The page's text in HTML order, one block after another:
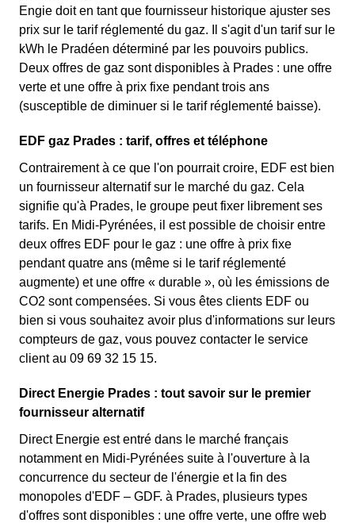
Engie doit en tant que fournisseur historique ajuster ses
prix sur le tarif réglementé du gaz. Il s'agit d'un tarif sur le
kWh le Pradéen déterminé par les pouvoirs publics.
Deux offres de gaz sont disponibles à Prades : une offre
verte et une offre à prix fixe pendant trois ans
(susceptible de diminuer si le tarif réglementé baisse).
EDF gaz Prades : tarif, offres et téléphone
Contrairement à ce que l'on pourrait croire, EDF est bien
un fournisseur alternatif sur le marché du gaz. Cela
signifie qu'à Prades, le groupe peut fixer librement ses
tarifs. En Midi-Pyrénées, il est possible de choisir entre
deux offres EDF pour le gaz : une offre à prix fixe
pendant quatre ans (même si le tarif réglementé
augmente) et une offre « durable », où les émissions de
CO2 sont compensées. Si vous êtes clients EDF ou
bien si vous souhaitez avoir plus d'informations sur leurs
compteurs de gaz, vous pouvez contacter le service
client au 09 69 32 15 15.
Direct Energie Prades : tout savoir sur le premier
fournisseur alternatif
Direct Energie est entré dans le marché français
notamment en Midi-Pyrénées suite à l'ouverture à la
concurrence du secteur de l'énergie et la fin des
monopoles d'EDF – GDF. à Prades, plusieurs types
d'offres sont disponibles : une offre verte, une offre web